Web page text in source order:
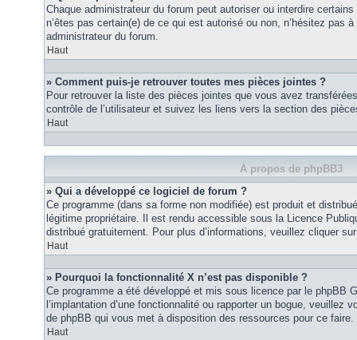
Chaque administrateur du forum peut autoriser ou interdire
n’êtes pas certain(e) de ce qui est autorisé ou non, n’hésitez pas
administrateur du forum.
Haut
» Comment puis-je retrouver toutes mes pièces jointes ?
Pour retrouver la liste des pièces jointes que vous avez
contrôle de l’utilisateur et suivez les liens vers la section des
Haut
À propos de phpBB3
» Qui a développé ce logiciel de forum ?
Ce programme (dans sa forme non modifiée) est produit et
légitime propriétaire. Il est rendu accessible sous la Licence
distribué gratuitement. Pour plus d’informations, veuillez cliquer
Haut
» Pourquoi la fonctionnalité X n’est pas disponible ?
Ce programme a été développé et mis sous licence par le phpBB
l’implantation d’une fonctionnalité ou rapporter un bogue, veuillez
de phpBB qui vous met à disposition des ressources pour ce faire.
Haut